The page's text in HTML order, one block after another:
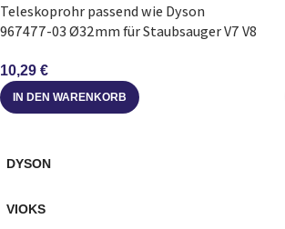
Teleskoprohr passend wie Dyson
967477-03 Ø32mm für Staubsauger V7 V8
10,29 €
IN DEN WARENKORB
DYSON
VIOKS